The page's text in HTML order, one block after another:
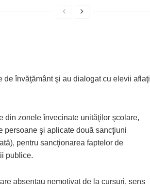
învăţământ şi au dialogat cu elevii aflaţi
din zonele învecinate unităţilor şcolare,
persoane şi aplicate două sancţiuni
pentru sancţionarea faptelor de
publice.
absentau nemotivat de la cursuri, sens